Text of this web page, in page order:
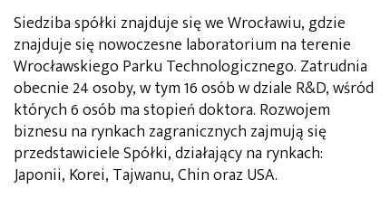
Siedziba spółki znajduje się we Wrocławiu, gdzie
znajduje się nowoczesne laboratorium na terenie
Wrocławskiego Parku Technologicznego. Zatrudnia
obecnie 24 osoby, w tym 16 osób w dziale R&D, wśród
których 6 osób ma stopień doktora. Rozwojem
biznesu na rynkach zagranicznych zajmują się
przedstawiciele Spółki, działający na rynkach:
Japonii, Korei, Tajwanu, Chin oraz USA.